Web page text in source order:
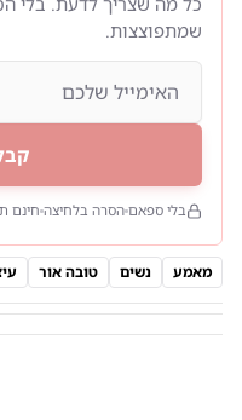
שמתפוצצות.
בלי ספאם הסרה בלחיצה חינם
מאמע נשים טובה אור